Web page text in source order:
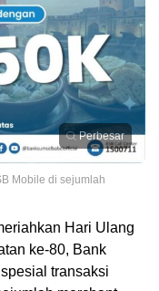
Perbesar
Mobile di sejumlah
Hari Ulang
ke-80, Bank
transaksi